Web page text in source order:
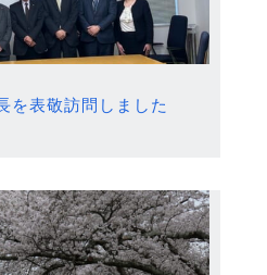
を表敬訪問しました